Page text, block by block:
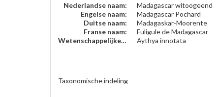
Nederlandse naam:
Madagascar witoogeend
Engelse naam:
Madagascar Pochard
Duitse naam:
Madagaskar-Moorente
Franse naam:
Fuligule de Madagascar
Wetenschappelijke naam:
Aythya innotata
Taxonomische indeling